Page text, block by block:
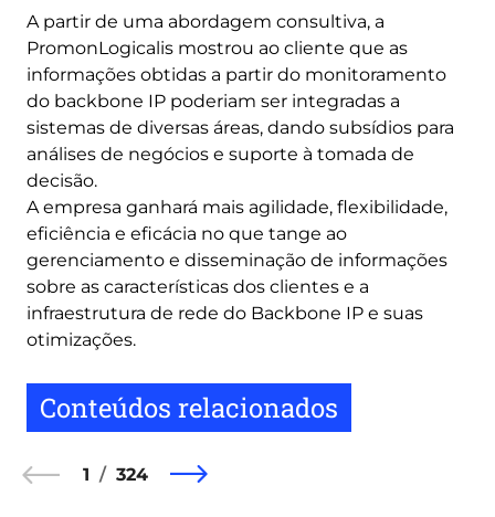
A partir de uma abordagem consultiva, a
PromonLogicalis mostrou ao cliente que as
informações obtidas a partir do monitoramento
do backbone IP poderiam ser integradas a
sistemas de diversas áreas, dando subsídios para
análises de negócios e suporte à tomada de
decisão.
A empresa ganhará mais agilidade, flexibilidade,
eficiência e eficácia no que tange ao
gerenciamento e disseminação de informações
sobre as características dos clientes e a
infraestrutura de rede do Backbone IP e suas
otimizações.
Conteúdos relacionados
1 324